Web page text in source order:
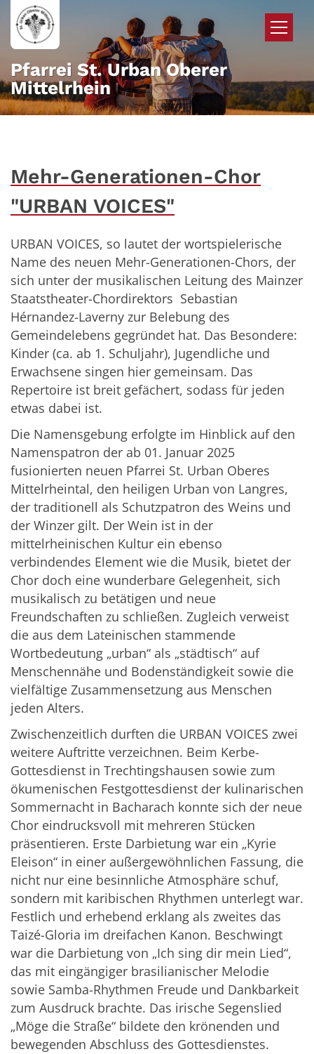
Zum Inhalt springen
Pfarrei St. Urban Oberer
Mittelrhein
Mehr-Generationen-Chor
"URBAN VOICES"
URBAN VOICES, so lautet der wortspielerische
Name des neuen Mehr-Generationen-Chors, der
sich unter der musikalischen Leitung des Mainzer
Staatstheater-Chordirektors Sebastian
Hérnandez-Laverny zur Belebung des
Gemeindelebens gegründet hat. Das Besondere:
Kinder (ca. ab 1. Schuljahr), Jugendliche und
Erwachsene singen hier gemeinsam. Das
Repertoire ist breit gefächert, sodass für jeden
etwas dabei ist.
Die Namensgebung erfolgte im Hinblick auf den
Namenspatron der ab 01. Januar 2025
fusionierten neuen Pfarrei St. Urban Oberes
Mittelrheintal, den heiligen Urban von Langres,
der traditionell als Schutzpatron des Weins und
der Winzer gilt. Der Wein ist in der
mittelrheinischen Kultur ein ebenso
verbindendes Element wie die Musik, bietet der
Chor doch eine wunderbare Gelegenheit, sich
musikalisch zu betätigen und neue
Freundschaften zu schließen. Zugleich verweist
die aus dem Lateinischen stammende
Wortbedeutung „urban“ als „städtisch“ auf
Menschennähe und Bodenständigkeit sowie die
vielfältige Zusammensetzung aus Menschen
jeden Alters.
Zwischenzeitlich durften die URBAN VOICES zwei
weitere Auftritte verzeichnen. Beim Kerbe-
Gottesdienst in Trechtingshausen sowie zum
ökumenischen Festgottesdienst der kulinarischen
Sommernacht in Bacharach konnte sich der neue
Chor eindrucksvoll mit mehreren Stücken
präsentieren. Erste Darbietung war ein „Kyrie
Eleison“ in einer außergewöhnlichen Fassung, die
nicht nur eine besinnliche Atmosphäre schuf,
sondern mit karibischen Rhythmen unterlegt war.
Festlich und erhebend erklang als zweites das
Taizé-Gloria im dreifachen Kanon. Beschwingt
war die Darbietung von „Ich sing dir mein Lied“,
das mit eingängiger brasilianischer Melodie
sowie Samba-Rhythmen Freude und Dankbarkeit
zum Ausdruck brachte. Das irische Segenslied
„Möge die Straße“ bildete den krönenden und
bewegenden Abschluss des Gottesdienstes.